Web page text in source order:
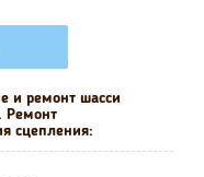
и ремонт шасси
Ремонт
сцепления: